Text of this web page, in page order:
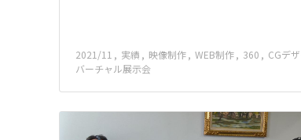
2021/11 実績 映像制作 WEB制作 360
CGデ
バーチャル展示会